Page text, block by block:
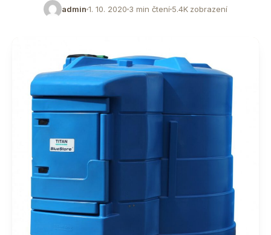
admin 1. 10. 2020 3 min čtení 5.4K zobrazení